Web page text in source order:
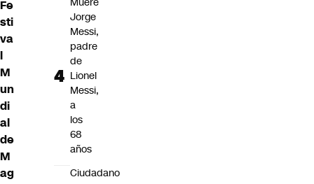
Fe
sti
va
l
M
un
di
al
de
M
ag
Jorge
Messi,
padre
de
Lionel
Messi,
a
los
68
años
Ciudadano